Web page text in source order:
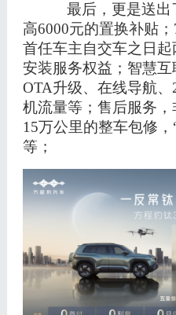
最后，更是送出
高6000元的置换补贴
首任车主自交车之日
安装服务权益；智慧
OTA升级、在线导航
机流量等；售后服务
15万公里的整车包修
等；